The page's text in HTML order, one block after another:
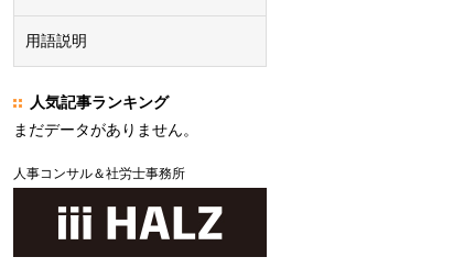
用語説明
人気記事ランキング
まだデータがありません。
人事コンサル＆社労士事務所